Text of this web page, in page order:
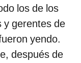
los de los
y gerentes de
yendo.
después de